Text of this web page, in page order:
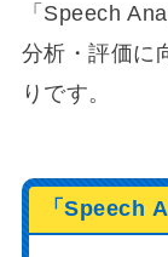
「Speech
分析・評価に
りです。
「Speech